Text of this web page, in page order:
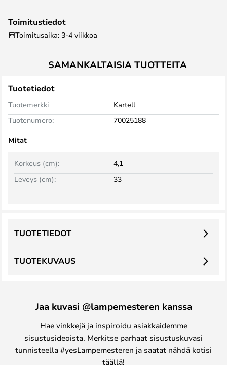
Toimitustiedot
Toimitusaika: 3-4 viikkoa
SAMANKALTAISIA TUOTTEITA
Tuotetiedot
Tuotemerkki
Kartell
Tuotenumero:
70025188
Mitat
Leveys (cm): 33
Korkeus (cm): 4,1
TUOTEKUVAUS
TUOTETIEDOT
Jaa kuvasi @lampemesteren kanssa
Hae vinkkejä ja inspiroidu asiakkaidemme
sisustusideoista. Merkitse parhaat sisustuskuvasi
tunnisteella #yesLampemesteren ja saatat nähdä kotisi
täällä!